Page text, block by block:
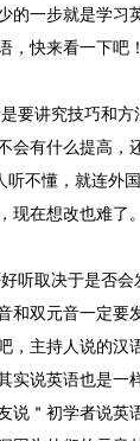
一步就是学习
，快来看一下吧！
讲究技巧和方
会有什么提高，
听不懂，就连外
现在想改也难了。
取决于是否会
和双元音一定要
，主持人说的汉
实说英语也是一
说＂初学者说英